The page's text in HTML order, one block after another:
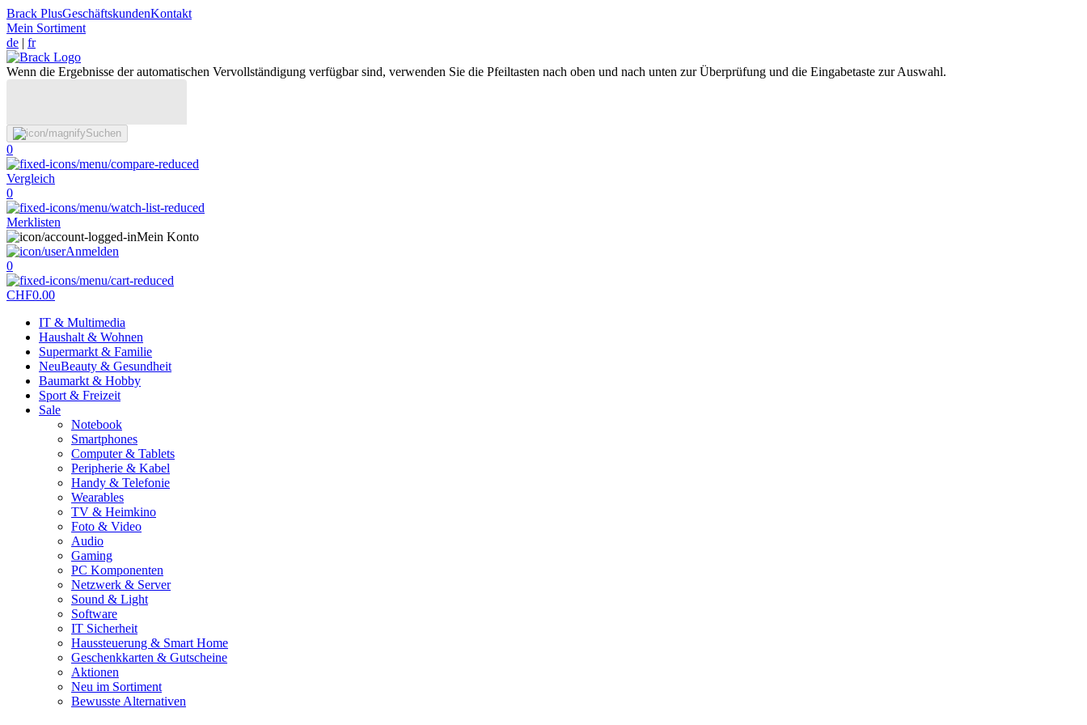
Brack PlusGeschäftskundenKontakt
Mein Sortiment
de | fr
Wenn die Ergebnisse der automatischen Vervollständigung verfügbar sind, verwenden Sie die Pfeiltasten nach oben und nach unten zur Überprüfung und die Eingabetaste zur Auswahl.
Suchen
0
Vergleich
0
Merklisten
Mein Konto
Anmelden
0
CHF0.00
IT & Multimedia
Haushalt & Wohnen
Supermarkt & Familie
NeuBeauty & Gesundheit
Baumarkt & Hobby
Sport & Freizeit
Sale
Notebook
Smartphones
Computer & Tablets
Peripherie & Kabel
Handy & Telefonie
Wearables
TV & Heimkino
Foto & Video
Audio
Gaming
PC Komponenten
Netzwerk & Server
Sound & Light
Software
IT Sicherheit
Haussteuerung & Smart Home
Geschenkkarten & Gutscheine
Aktionen
Neu im Sortiment
Bewusste Alternativen